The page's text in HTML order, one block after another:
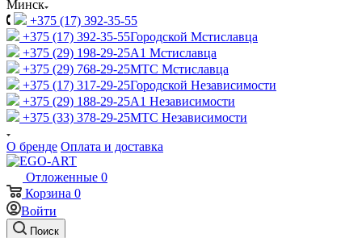
Минск
+375 (17) 392-35-55
+375 (17) 392-35-55Городской Мстиславца
+375 (29) 198-29-25A1 Мстиславца
+375 (29) 768-29-25МТС Мстиславца
+375 (17) 317-29-25Городской Независимости
+375 (29) 188-29-25A1 Независимости
+375 (33) 378-29-25МТС Независимости
О бренде Оплата и доставка
Отложенные 0
Корзина 0
Войти
Поиск